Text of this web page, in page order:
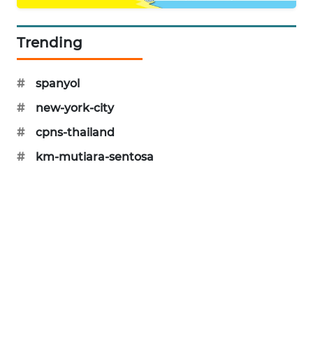
Trending
#
spanyol
#
new-york-city
#
cpns-thailand
#
km-mutiara-sentosa
WAHANA
WAHANA
WISATA
WAHANA